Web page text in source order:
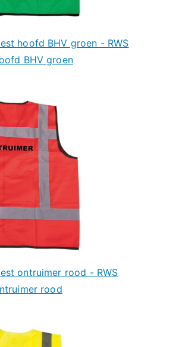
hoofd BHV groen - RWS
BHV groen
ontruimer rood - RWS
rood